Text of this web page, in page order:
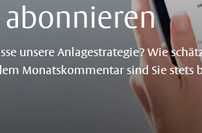
unsere Anlagestrategie? Wie
Monatskommentar sind Sie stets